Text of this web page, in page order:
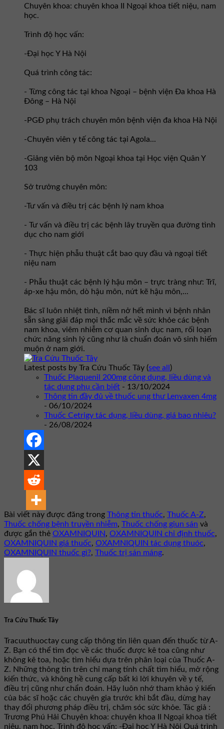
Chuyên khoa: chuyên khoa II Ngoại khoa tiết niệu, nam
học.
Trình độ học vấn:
-Đại học Y Hà Nội
Quá trình công tác:
- Từng công tác tại khoa Ngoại – bệnh viện Đa khoa Hà
Đông – Hà Nội
-PGĐ phụ trách chuyên môn bệnh viện đa khoa Hà Nội
-Chuyên viên y tế công tác tại Agola...
-Giảng viên bộ môn Ngoại khoa tại Học viện Quân Y
103
Sở trưởng chuyên môn:
-Tư vấn và điều trị các bệnh lý nam khoa
- Tư vấn và điều trị các bệnh lây truyền qua đường tình
dục cho nam giới
- Thực hiện phẫu thuật cắt bao quy đầu và ngoại tiết
niệu nam
- Phẫu thuật các bệnh lý hậu môn – trực tràng như: Trĩ,
áp-xe hậu môn, dò hậu môn, nứt kẽ hậu môn,...
Bác sĩ luôn nhiệt tình, niềm nở hết mình vì bệnh nhân
sẵn sàng giải đáp mọi thắc mắc về sức khỏe các bệnh
nam khoa, viêm nhiễm cơ quan sinh dục nam, rối loạn
chức năng sinh lý cũng như là chuẩn đoán vô sinh hiếm
muộn ở nam giới.
Latest posts by Tra Cứu Thuốc Tây (see all )
Thuốc Plaquenil 200mg công dụng, liều dùng và
tác dụng phụ cần biết - 13/10/2024
Thông tin đầy đủ về thuốc ung thư Lenvaxen 4mg
- 06/10/2024
Thuốc Cetrigy tác dụng, liều dùng, giá bao nhiêu?
- 26/08/2024
Bài viết này được đăng trong Thông tin thuốc, Thuốc A-Z,
Thuốc chống bệnh truyền nhiễm, Thuốc chống giun sán và
được gắn thẻ OXAMNIQUIN, OXAMNIQUIN chỉ định thuốc,
OXAMNIQUIN giá thuốc, OXAMNIQUIN tác dụng thuóc,
OXAMNIQUIN thuốc gì?, Thuốc trị sán máng.
Tra Cứu Thuốc Tây
Tracuuthuoctay cung cấp thông tin liên quan đến thuốc từ A-
Z. Bạn có thể tìm đọc về các thuốc được kê toa cũng như
không kê toa, hoặc tìm hiểu dựa trên phân loại của Thuốc A-
Z. Những thông tin trên chỉ mang tính chất tìm hiểu, mở rộng
kiến thức, và không hề cung cấp bất kì lời khuyên về y tế,
điều trị cũng như chẩn đoán. Hãy luôn nhớ tham khảo ý kiến
của bác sĩ hoặc các chuyên gia trước khi bắt đầu, dừng hay
thay đổi phương pháp điều trị, chăm sóc sức khỏe. Tác giả :
Trương Phú Hải Chuyên khoa: chuyên khoa II Ngoại khoa tiết
niệu, nam học. Trình độ học vấn: -Đại học Y Hà Nội Quá trình